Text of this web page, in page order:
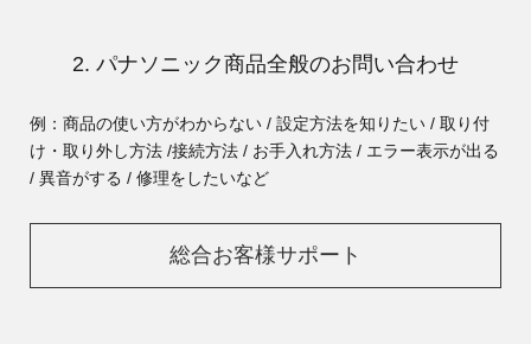
2. パナソニック商品全般のお問い合わせ
例：商品の使い方がわからない / 設定方法を知りたい / 取り付
け・取り外し方法 /接続方法 / お手入れ方法 / エラー表示が出る
/ 異音がする / 修理をしたいなど
総合お客様サポート